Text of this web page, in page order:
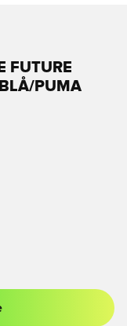
FUTURE
PUMA
dig som medlem